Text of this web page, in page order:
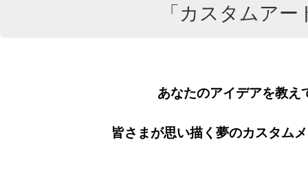
「カスタムアー
あなたのアイデアを教え
皆さまが思い描く夢のカスタム